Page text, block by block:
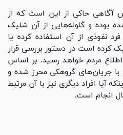
آگاهی حاکی از این است که از
بوده و گلوله‌هایی از آن شلیک
نفوذی از آن استفاده کرده یا
کرده است در دستور بررسی قرار
اطلاع مردم خواهد رسید. بر اساس
با جریان‌های گروهکی محرز شده و
آیا افراد دیگری نیز با آن مرتبط
انجام است.